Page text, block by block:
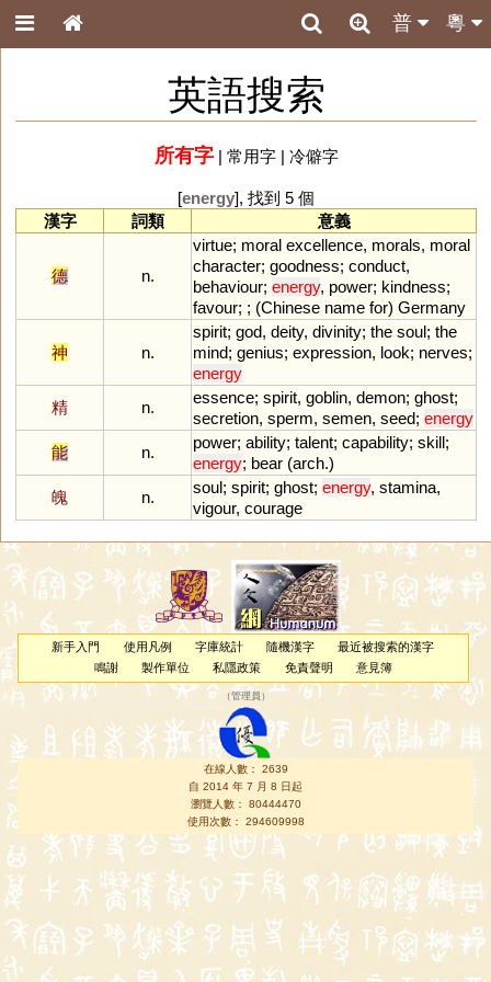
粵
普
英語搜索
所有字| 常用字| 冷僻字
[energy], 找到 5 個
漢字
詞類 意義
德 n.
virtue; moral excellence, morals, moral
character; goodness; conduct,
behaviour; energy, power; kindness;
favour; ; (Chinese name for) Germany
神 n.
spirit; god, deity, divinity; the soul; the
mind; genius; expression, look; nerves;
energy
精
n.
essence; spirit, goblin, demon; ghost;
secretion, sperm, semen, seed; energy
能
n.
power; ability; talent; capability; skill;
energy; bear (arch.)
魄
n.
soul; spirit; ghost; energy, stamina,
vigour, courage
新手入門 使用凡例 字庫統計 隨機漢字
最近被搜索的漢字
鳴謝
製作單位 私隱政策 免責聲明 意見簿
（管理員 ）
在線人數： 2639
自 2014 年 7 月 8 日起
瀏覽人數： 80444470
使用次數： 294609998